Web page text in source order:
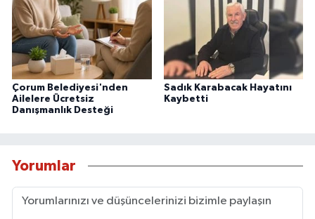
Çorum Belediyesi'nden
Ailelere Ücretsiz
Danışmanlık Desteği
Sadık Karabacak Hayatını
Kaybetti
Yorumlar